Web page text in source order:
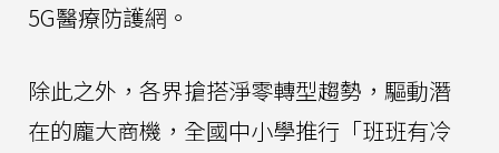
5G醫療防護網。
除此之外，各界搶搭淨零轉型趨勢，驅動潛
在的龐大商機，全國中小學推行「班班有冷